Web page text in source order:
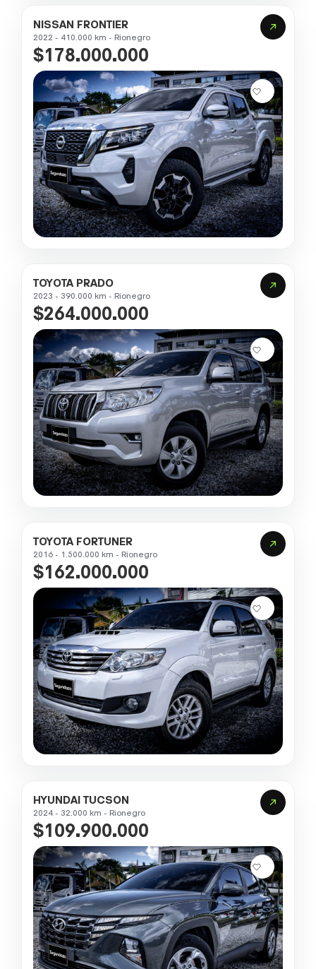
NISSAN FRONTIER
2022 - 410.000 km - Rionegro
$178.000.000
TOYOTA PRADO
2023 - 390.000 km - Rionegro
$264.000.000
TOYOTA FORTUNER
2016 - 1.500.000 km - Rionegro
$162.000.000
HYUNDAI TUCSON
2024 - 32.000 km - Rionegro
$109.900.000